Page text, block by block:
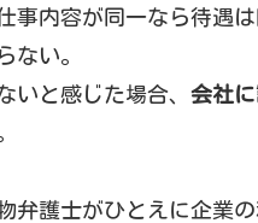
事内容が同一なら待遇
ない。
いと感じた場合、 会社
弁護士がひとえに企業